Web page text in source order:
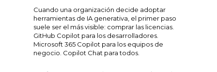
Cuando una organización decide adoptar
herramientas de IA generativa, el primer paso
suele ser el más visible: comprar las licencias.
GitHub Copilot para los desarrolladores.
Microsoft 365 Copilot para los equipos de
negocio. Copilot Chat para todos.